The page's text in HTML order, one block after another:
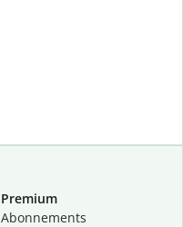
Premium
Abon­ne­ments